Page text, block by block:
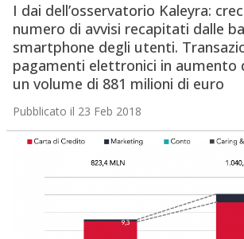
I dai dell’osservatorio Kaleyra:
numero di avvisi recapitati dalle
smartphone degli utenti.
pagamenti elettronici in aumento
un volume di 881 milioni di euro
Pubblicato il 23 Feb 2018